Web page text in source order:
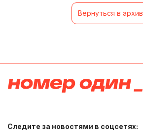
Вернуться в архив
Следите за новостями в соцсетях: